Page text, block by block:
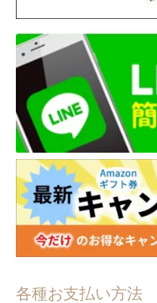
各種お支払い方法